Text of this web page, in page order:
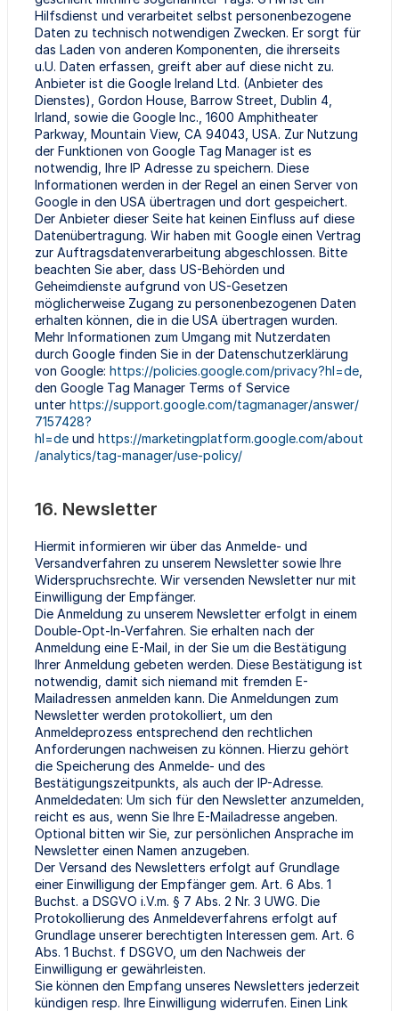
Hilfsdienst und verarbeitet selbst personenbezogene
Daten zu technisch notwendigen Zwecken. Er sorgt für
das Laden von anderen Komponenten, die ihrerseits
u.U. Daten erfassen, greift aber auf diese nicht zu.
Anbieter ist die Google Ireland Ltd. (Anbieter des
Dienstes), Gordon House, Barrow Street, Dublin 4,
Irland, sowie die Google Inc., 1600 Amphitheater
Parkway, Mountain View, CA 94043, USA. Zur Nutzung
der Funktionen von Google Tag Manager ist es
notwendig, Ihre IP Adresse zu speichern. Diese
Informationen werden in der Regel an einen Server von
Google in den USA übertragen und dort gespeichert.
Der Anbieter dieser Seite hat keinen Einfluss auf diese
Datenübertragung. Wir haben mit Google einen Vertrag
zur Auftragsdatenverarbeitung abgeschlossen. Bitte
beachten Sie aber, dass US-Behörden und
Geheimdienste aufgrund von US-Gesetzen
möglicherweise Zugang zu personenbezogenen Daten
erhalten können, die in die USA übertragen wurden.
Mehr Informationen zum Umgang mit Nutzerdaten
durch Google finden Sie in der Datenschutzerklärung
von Google: https://policies.google.com/privacy?hl=de
den Google Tag Manager Terms of Service
unter https://support.google.com/tagmanager/answer/
7157428?
hl=de und https://marketingplatform.google.com/about
/analytics/tag-manager/use-policy/
16. Newsletter
Hiermit informieren wir über das Anmelde- und
Versandverfahren zu unserem Newsletter sowie Ihre
Widerspruchsrechte. Wir versenden Newsletter nur mit
Einwilligung der Empfänger.
Die Anmeldung zu unserem Newsletter erfolgt in einem
Double-Opt-In-Verfahren. Sie erhalten nach der
Anmeldung eine E-Mail, in der Sie um die Bestätigung
Ihrer Anmeldung gebeten werden. Diese Bestätigung ist
notwendig, damit sich niemand mit fremden E-
Mailadressen anmelden kann. Die Anmeldungen zum
Newsletter werden protokolliert, um den
Anmeldeprozess entsprechend den rechtlichen
Anforderungen nachweisen zu können. Hierzu gehört
die Speicherung des Anmelde- und des
Bestätigungszeitpunkts, als auch der IP-Adresse.
Anmeldedaten: Um sich für den Newsletter anzumelden,
reicht es aus, wenn Sie Ihre E-Mailadresse angeben.
Optional bitten wir Sie, zur persönlichen Ansprache im
Newsletter einen Namen anzugeben.
Der Versand des Newsletters erfolgt auf Grundlage
einer Einwilligung der Empfänger gem. Art. 6 Abs. 1
Buchst. a DSGVO i.V.m. § 7 Abs. 2 Nr. 3 UWG. Die
Protokollierung des Anmeldeverfahrens erfolgt auf
Grundlage unserer berechtigten Interessen gem. Art. 6
Abs. 1 Buchst. f DSGVO, um den Nachweis der
Einwilligung er gewährleisten.
Sie können den Empfang unseres Newsletters jederzeit
kündigen resp. Ihre Einwilligung widerrufen. Einen Link